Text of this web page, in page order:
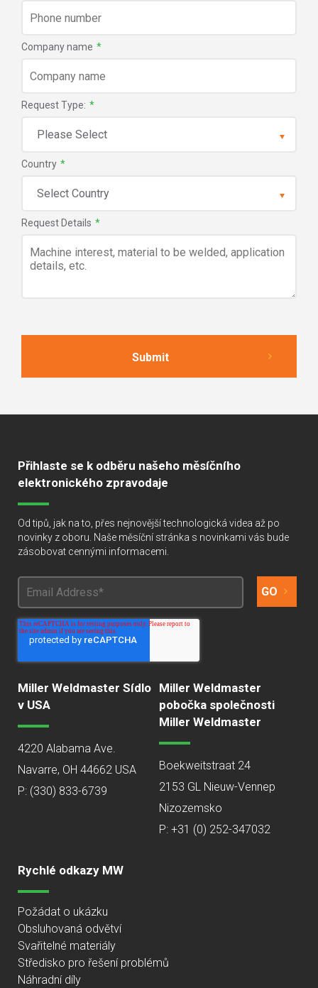
Company name *
Request Type: *
Country *
Request Details *
Přihlaste se k odběru našeho měsíčního
elektronického zpravodaje
Od tipů, jak na to, přes nejnovější technologická videa až po
novinky z oboru. Naše měsíční stránka s novinkami vás bude
zásobovat cennými informacemi.
Miller Weldmaster Sídlo
v USA
4220 Alabama Ave.
Navarre, OH 44662 USA
P: (330) 833-6739
Miller Weldmaster
pobočka společnosti
Miller Weldmaster
Boekweitstraat 24
2153 GL Nieuw-Vennep
Nizozemsko
P: +31 (0) 252-347032
Rychlé odkazy MW
Požádat o ukázku
Obsluhovaná odvětví
Svařitelné materiály
Středisko pro řešení problémů
Náhradní díly